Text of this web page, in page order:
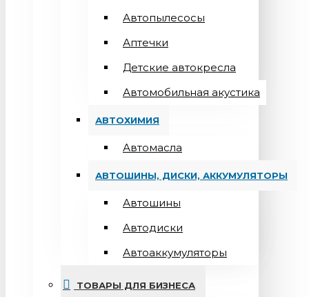
Автопылесосы
Аптечки
Детские автокресла
Автомобильная акустика
АВТОХИМИЯ
Автомасла
АВТОШИНЫ, ДИСКИ, АККУМУЛЯТОРЫ
Автошины
Автодиски
Автоаккумуляторы
ТОВАРЫ ДЛЯ БИЗНЕСА